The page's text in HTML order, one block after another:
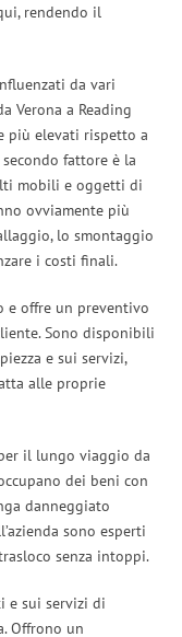
rendendo il
da vari
Verona a Reading
più elevati rispetto a
fattore è la
mobili e oggetti di
ovviamente più
lo smontaggio
i costi finali.
e offre un preventivo
Sono disponibili
e sui servizi,
alle proprie
il lungo viaggio da
dei beni con
danneggiato
sono esperti
senza intoppi.
e sui servizi di
Offrono un